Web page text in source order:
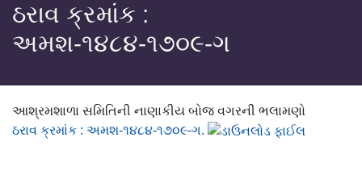
ઠરાવ ક્રમાંક :
અમશ-૧૪૮૪-૧૭૦૯-ગ
આશ્રમશાળા સમિતિની નાણાકીય બોજ વગરની ભલામણો
ઠરાવ ક્રમાંક : અમશ-૧૪૮૪-૧૭૦૯-ગ.